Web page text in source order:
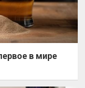
в мире